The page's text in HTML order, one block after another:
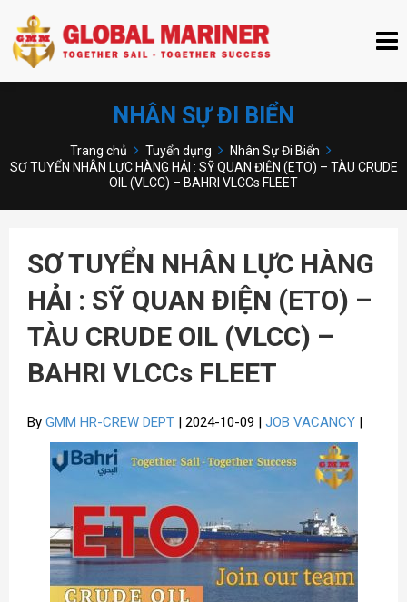
NHÂN SỰ ĐI BIỂN
Trang chủ Tuyển dụng
Nhân Sự Đi Biển
SƠ TUYỂN NHÂN LỰC HÀNG HẢI : SỸ QUAN ĐIỆN (ETO) – TÀU CRUDE
OIL (VLCC) – BAHRI VLCCs FLEET
SƠ TUYỂN NHÂN LỰC HÀNG
HẢI : SỸ QUAN ĐIỆN (ETO) –
TÀU CRUDE OIL (VLCC) –
BAHRI VLCCs FLEET
By GMM HR-CREW DEPT | 2024-10-09 | JOB VACANCY |